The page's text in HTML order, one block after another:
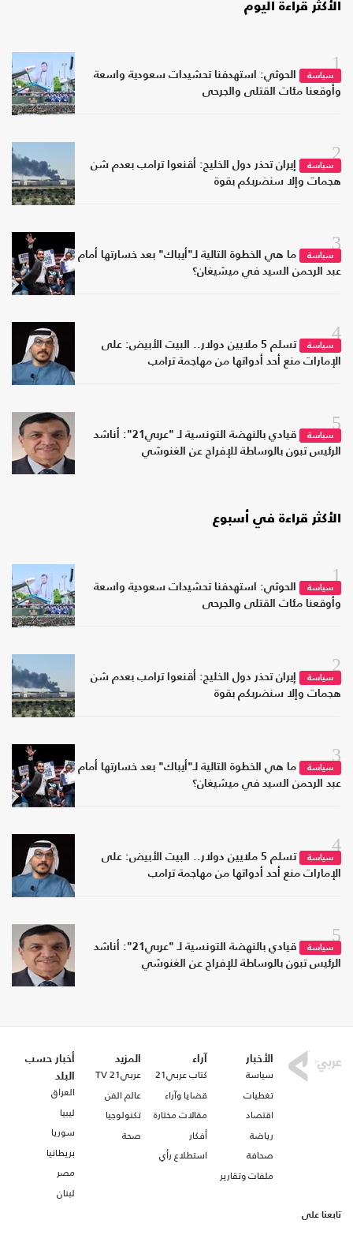
الأكثر قراءة اليوم
1
سياسة
الحوثي: استهدفنا تحشيدات سعودية واسعة
وأوقعنا مئات القتلى والجرحى
2
سياسة
إيران تحذر دول الخليج: أقنعوا ترامب بعدم شن
هجمات وإلا سنضربكم بقوة
3
سياسة
ما هي الخطوة التالية لـ"أيباك" بعد خسارتها أمام
عبد الرحمن السيد في ميشيغان؟
4
سياسة
تسلم 5 ملايين دولار.. البيت الأبيض: على
الإمارات منع أحد أدواتها من مهاجمة ترامب
5
سياسة
قيادي بالنهضة التونسية لـ "عربي21": أناشد
الرئيس تبون بالوساطة للإفراج عن الغنوشي
الأكثر قراءة في أسبوع
1
سياسة
الحوثي: استهدفنا تحشيدات سعودية واسعة
وأوقعنا مئات القتلى والجرحى
2
سياسة
إيران تحذر دول الخليج: أقنعوا ترامب بعدم شن
هجمات وإلا سنضربكم بقوة
3
سياسة
ما هي الخطوة التالية لـ"أيباك" بعد خسارتها أمام
عبد الرحمن السيد في ميشيغان؟
4
سياسة
تسلم 5 ملايين دولار.. البيت الأبيض: على
الإمارات منع أحد أدواتها من مهاجمة ترامب
5
سياسة
قيادي بالنهضة التونسية لـ "عربي21": أناشد
الرئيس تبون بالوساطة للإفراج عن الغنوشي
الأخبار
سياسة
تغطيات
اقتصاد
رياضة
صحافة
ملفات وتقارير
آراء
كتاب عربي21
قضايا وآراء
مقالات مختارة
أفكار
استطلاع رأي
المزيد
عربي21 TV
عالم الفن
تكنولوجيا
صحة
أخبار حسب
البلد
العراق
ليبيا
سوريا
بريطانيا
مصر
لبنان
تابعنا على